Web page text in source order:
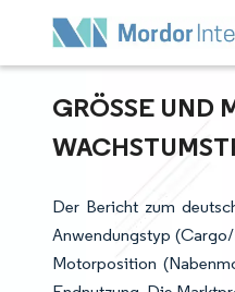
GRÖSSE UND
Der Bericht zum
Anwendungstyp
Motorposition